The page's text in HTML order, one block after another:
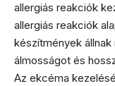
allergiás reakciók
allergiás reakciók
készítmények
álmosságot és
Az ekcéma